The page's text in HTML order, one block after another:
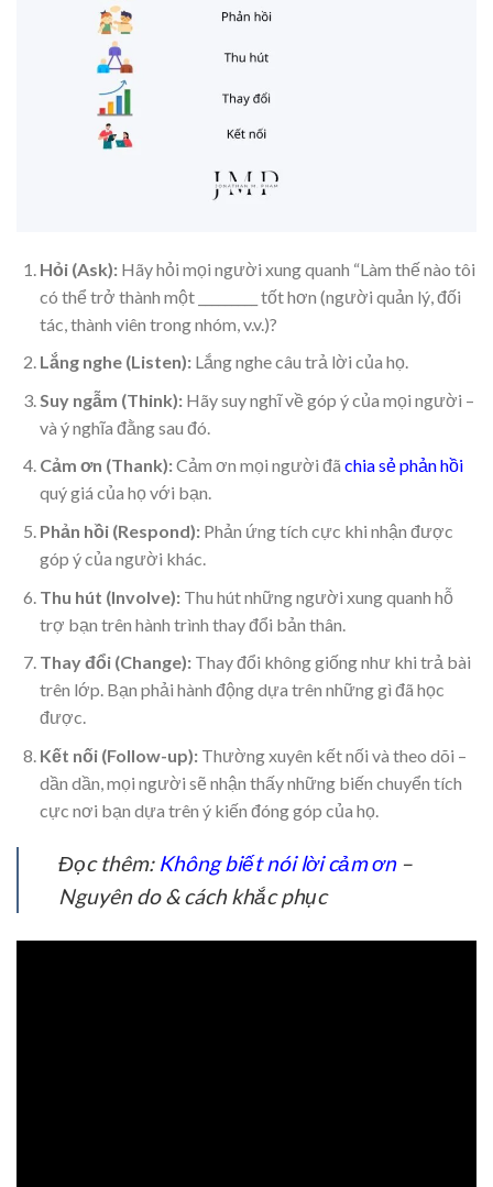
Hỏi (Ask):Hãy hỏi mọi người xung quanh “Làm thế nào tôi
có thể trở thành một _________ tốt hơn (người quản lý, đối
tác, thành viên trong nhóm, v.v.)?
Lắng nghe (Listen):Lắng nghe câu trả lời của họ.
Suy ngẫm (Think):Hãy suy nghĩ về góp ý của mọi người –
và ý nghĩa đằng sau đó.
Cảm ơn (Thank):Cảm ơn mọi người đã chia sẻ phản hồi
quý giá của họ với bạn.
Phản hồi (Respond):Phản ứng tích cực khi nhận được
góp ý của người khác.
Thu hút (Involve):Thu hút những người xung quanh hỗ
trợ bạn trên hành trình thay đổi bản thân.
Thay đổi (Change):Thay đổi không giống như khi trả bài
trên lớp. Bạn phải hành động dựa trên những gì đã học
được.
Kết nối (Follow-up):Thường xuyên kết nối và theo dõi –
dần dần, mọi người sẽ nhận thấy những biến chuyển tích
cực nơi bạn dựa trên ý kiến đóng góp của họ.
Đọc thêm: Không biết nói lời cảm ơn–
Nguyên do & cách khắc phục